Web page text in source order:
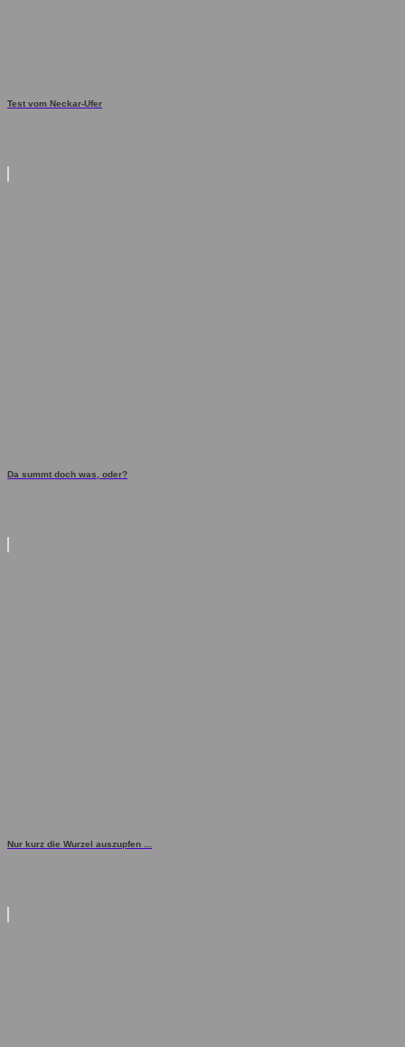
Test vom Neckar-Ufer
Da summt doch was, oder?
Nur kurz die Wurzel auszupfen ...